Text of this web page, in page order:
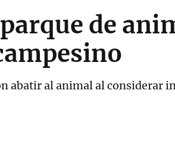
de
abatir al animal al considerar